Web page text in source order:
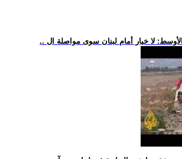
لا خيار أمام لبنان سوى مواصلة ال